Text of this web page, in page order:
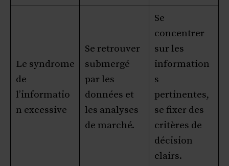
Le syndrome
de
l’informatio
n excessive
Se retrouver
submergé
par les
données et
les analyses
de marché.
Se
concentrer
sur les
information
s
pertinentes,
se fixer des
critères de
décision
clairs.